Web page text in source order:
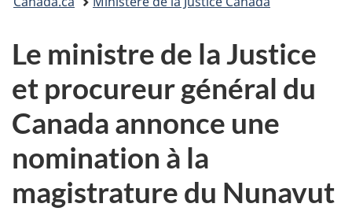
ici :
Le ministre de la Justice
et procureur général du
Canada annonce une
nomination à la
magistrature du Nunavut